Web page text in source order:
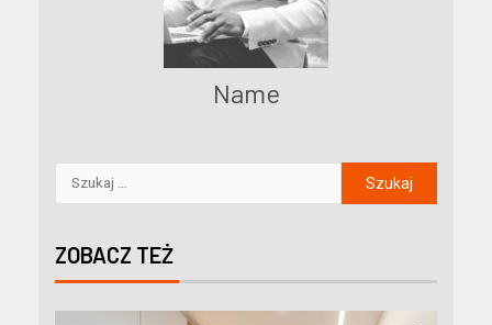
Name
ZOBACZ TEŻ